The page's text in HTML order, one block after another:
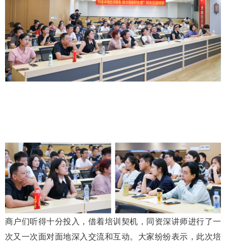
商户们听得十分投入，借着培训契机，同资深讲师进行了一
次又一次面对面地深入交流和互动。大家纷纷表示，此次培